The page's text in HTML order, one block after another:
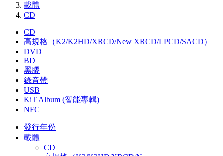
載體
CD
CD
高規格（K2/K2HD/XRCD/New XRCD/LPCD/SACD）
DVD
BD
黑膠
錄音帶
USB
KiT Album (智能專輯)
NFC
發行年份
載體
CD